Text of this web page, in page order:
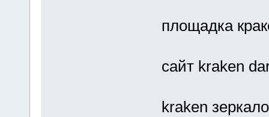
площадка
сайт kraken
kraken